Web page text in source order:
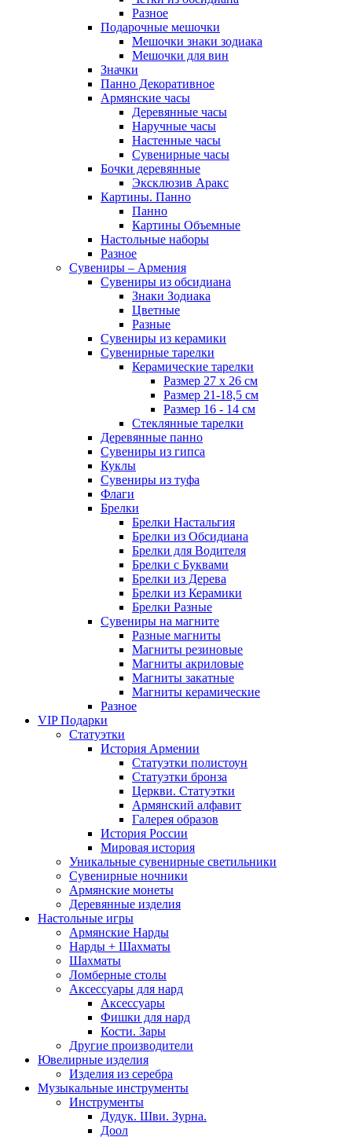
Разное
Подарочные мешочки
Мешочки знаки зодиака
Мешочки для вин
Значки
Панно Декоративное
Армянские часы
Деревянные часы
Наручные часы
Настенные часы
Сувенирные часы
Бочки деревянные
Эксклюзив Аракс
Картины. Панно
Панно
Картины Объемные
Настольные наборы
Разное
Сувениры – Армения
Сувениры из обсидиана
Знаки Зодиака
Цветные
Разные
Сувениры из керамики
Сувенирные тарелки
Керамические тарелки
Размер 27 х 26 см
Размер 21-18,5 см
Размер 16 - 14 см
Стеклянные тарелки
Деревянные панно
Сувениры из гипса
Куклы
Сувениры из туфа
Флаги
Брелки
Брелки Настальгия
Брелки из Обсидиана
Брелки для Водителя
Брелки с Буквами
Брелки из Дерева
Брелки из Керамики
Брелки Разные
Сувениры на магните
Разные магниты
Магниты резиновые
Магниты акриловые
Магниты закатные
Магниты керамические
Разное
VIP Подарки
Статуэтки
История Армении
Статуэтки полистоун
Статуэтки бронза
Церкви. Статуэтки
Армянский алфавит
Галерея образов
История России
Мировая история
Уникальные сувенирные светильники
Сувенирные ночники
Армянские монеты
Деревянные изделия
Настольные игры
Армянские Нарды
Нарды + Шахматы
Шахматы
Ломберные столы
Аксессуары для нард
Аксессуары
Фишки для нард
Кости. Зары
Другие производители
Ювелирные изделия
Изделия из серебра
Музыкальные инструменты
Инструменты
Дудук. Шви. Зурна.
Доол